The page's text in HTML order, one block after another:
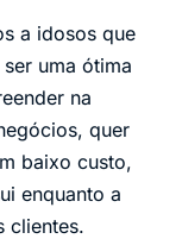
a idosos que
uma ótima
na
quer
baixo custo,
enquanto a
clientes.